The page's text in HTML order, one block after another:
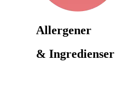
Allergener
& Ingredienser